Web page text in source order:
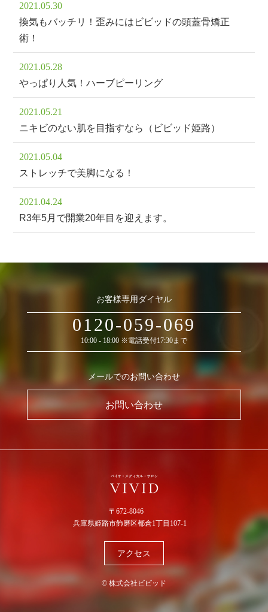
2021.05.30
換気もバッチリ！歪みにはビビッドの頭蓋骨矯正
術！
2021.05.28
やっぱり人気！ハーブピーリング
2021.05.21
ニキビのない肌を目指すなら（ビビッド姫路）
2021.05.04
ストレッチで美脚になる！
2021.04.24
R3年5月で開業20年目を迎えます。
お客様専用ダイヤル
0120-059-069
10:00 - 18:00 ※電話受付17:30まで
メールでのお問い合わせ
お問い合わせ
〒672-8046
兵庫県姫路市飾磨区都倉1丁目107-1
アクセス
© 株式会社ビビッド